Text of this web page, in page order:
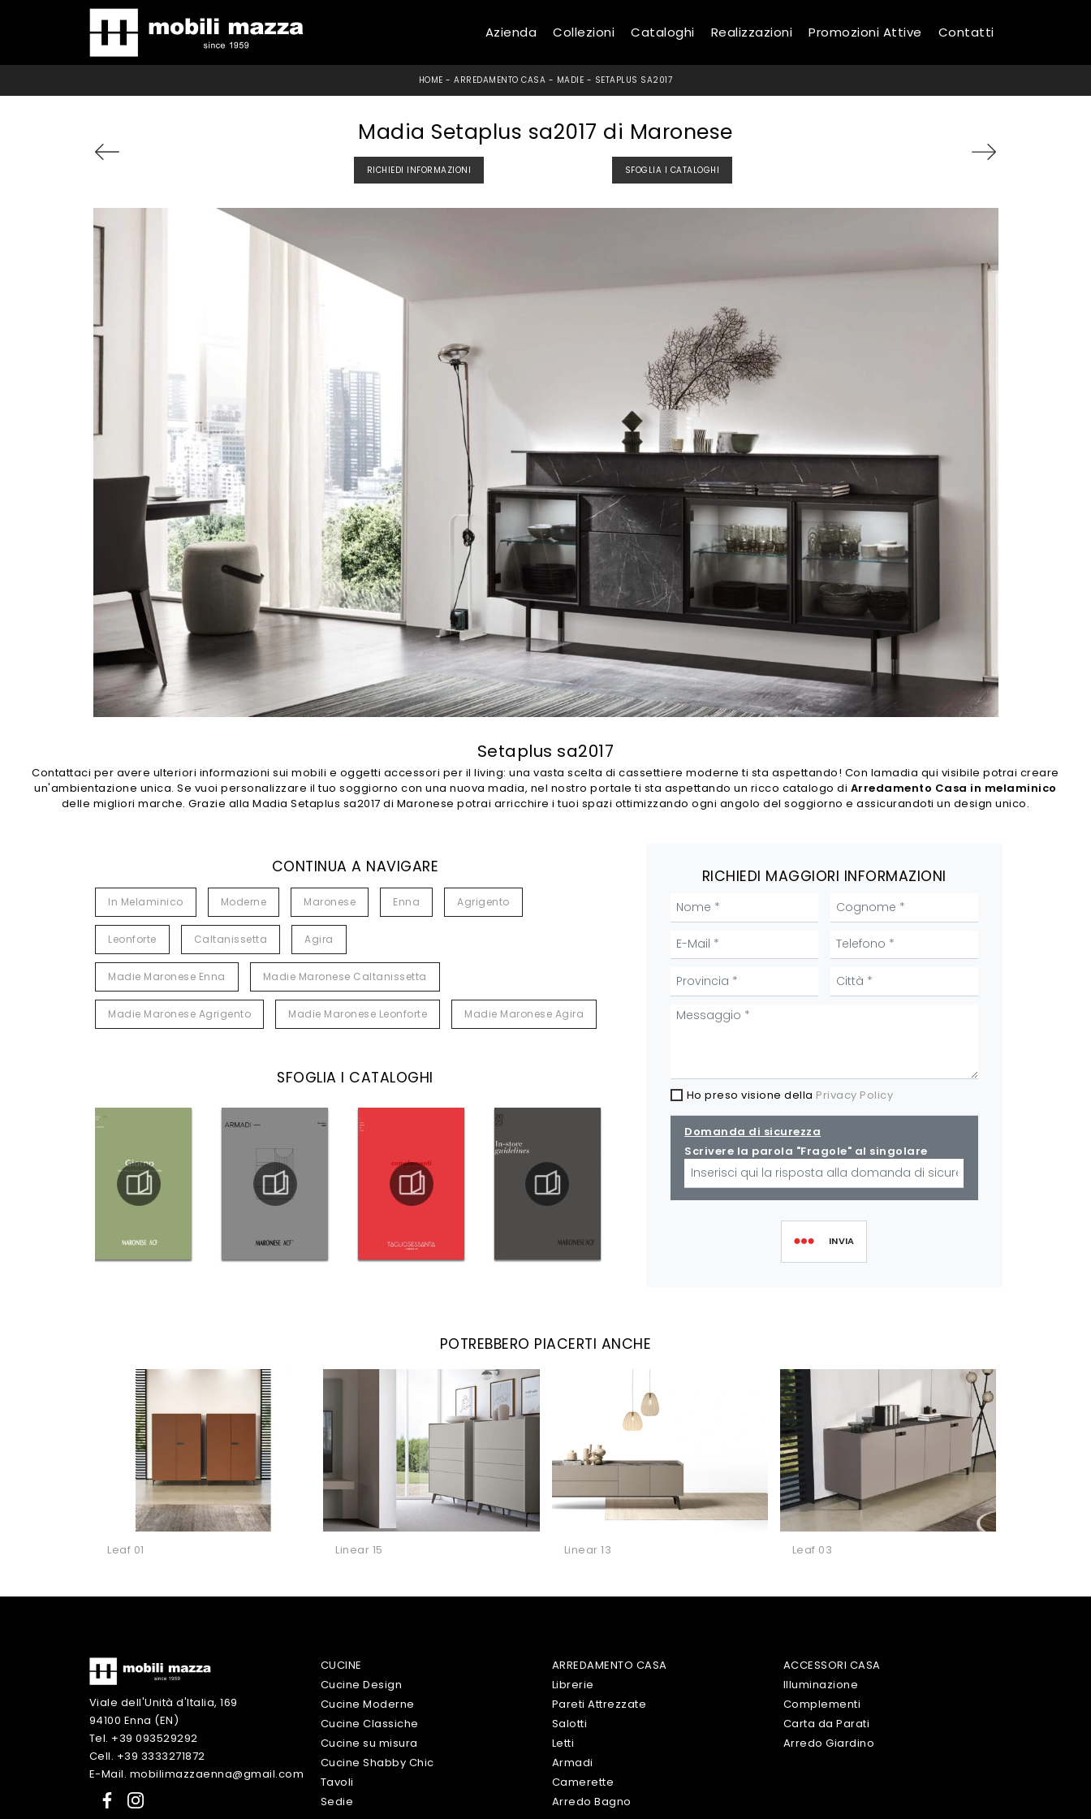
Azienda Collezioni Cataloghi Realizzazioni Promozioni Attive Contatti
HOME -ARREDAMENTO CASA - MADIE - SETAPLUS SA2017
Madia Setaplus sa2017 di Maronese
RICHIEDI INFORMAZIONI SFOGLIA I CATALOGHI
Setaplus sa2017
Contattaci per avere ulteriori informazioni sui mobili e oggetti accessori per il living: una vasta scelta di cassettiere moderne ti sta aspettando! Con lamadia qui visibile potrai creare
un'ambientazione unica. Se vuoi personalizzare il tuo soggiorno con una nuova madia, nel nostro portale ti sta aspettando un ricco catalogo di Arredamento Casa in melaminico
delle migliori marche. Grazie alla Madia Setaplus sa2017 di Maronese potrai arricchire i tuoi spazi ottimizzando ogni angolo del soggiorno e assicurandoti un design unico.
CONTINUA A NAVIGARE
In Melaminico Moderne Maronese Enna Agrigento
Leonforte Caltanissetta Agira
Madie Maronese Enna Madie Maronese Caltanissetta
Madie Maronese Agrigento Madie Maronese Leonforte Madie Maronese Agira
SFOGLIA I CATALOGHI
RICHIEDI MAGGIORI INFORMAZIONI
Ho preso visione della Privacy Policy
Domanda di sicurezza
Scrivere la parola "Fragole" al singolare
INVIA
POTREBBERO PIACERTI ANCHE
Leaf 01 Linear 15 Linear 13 Leaf 03
Viale dell'Unità d'Italia, 169
94100 Enna (EN)
Tel. +39 093529292
Cell. +39 3333271872
E-Mail. mobilimazzaenna@gmail.com
CUCINE
Cucine Design
Cucine Moderne
Cucine Classiche
Cucine su misura
Cucine Shabby Chic
Tavoli
Sedie
ARREDAMENTO CASA
Librerie
Pareti Attrezzate
Salotti
Letti
Armadi
Camerette
Arredo Bagno
ACCESSORI CASA
Illuminazione
Complementi
Carta da Parati
Arredo Giardino